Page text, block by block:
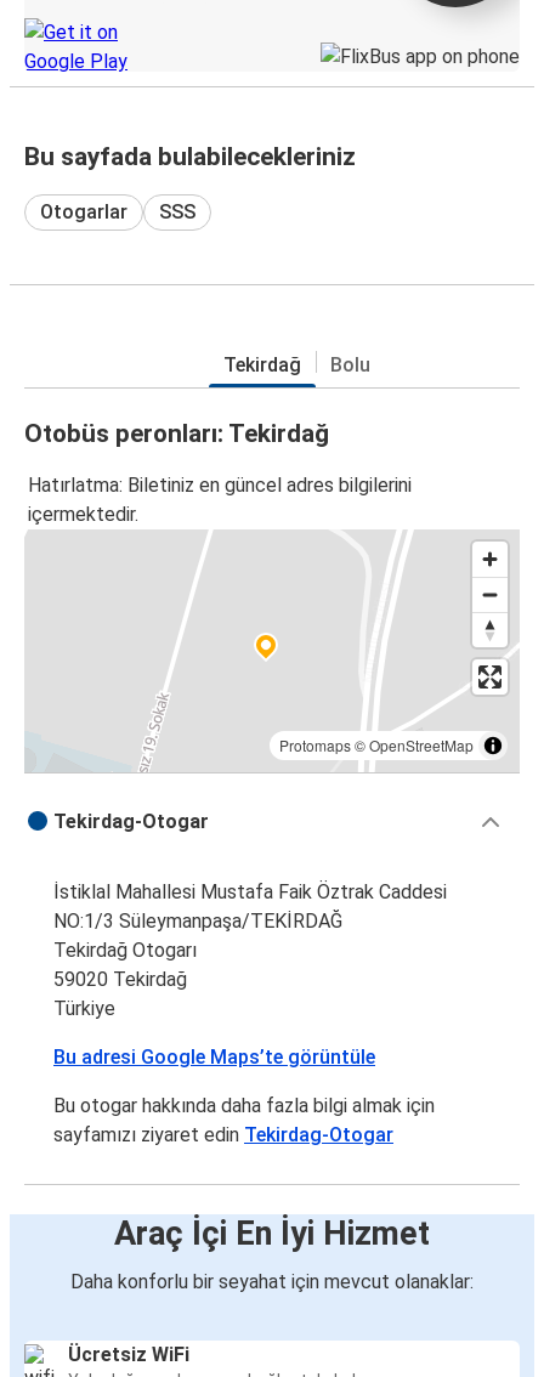
Bu sayfada bulabilecekleriniz
Otogarlar SSS
Tekirdağ Bolu
Otobüs peronları: Tekirdağ
Hatırlatma: Biletiniz en güncel adres bilgilerini
içermektedir.
Protomaps©OpenStreetMap
Tekirdag-Otogar
İstiklal Mahallesi Mustafa Faik Öztrak Caddesi
NO:1/3 Süleymanpaşa/TEKİRDAĞ
Tekirdağ Otogarı
59020 Tekirdağ
Türkiye
Bu adresi Google Maps’te görüntüle
Bu otogar hakkında daha fazla bilgi almak için
sayfamızı ziyaret edin Tekirdag-Otogar
Araç İçi En İyi Hizmet
Daha konforlu bir seyahat için mevcut olanaklar:
Ücretsiz WiFi